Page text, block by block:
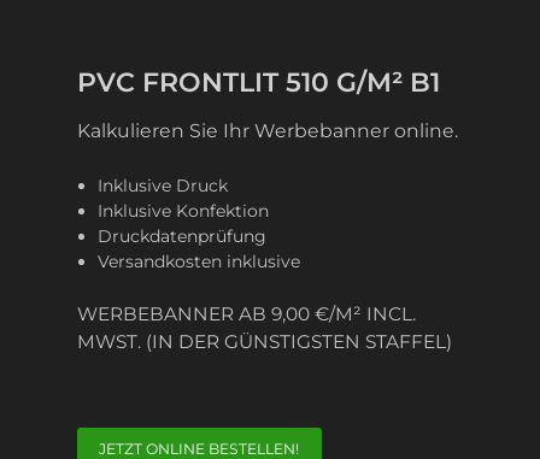
PVC FRONTLIT 510 G/M² B1
Kalkulieren Sie Ihr Werbebanner online.
Inklusive Druck
Inklusive Konfektion
Druckdatenprüfung
Versandkosten inklusive
WERBEBANNER AB 9,00 €/M² INCL.
MWST. (IN DER GÜNSTIGSTEN STAFFEL)
JETZT ONLINE BESTELLEN!